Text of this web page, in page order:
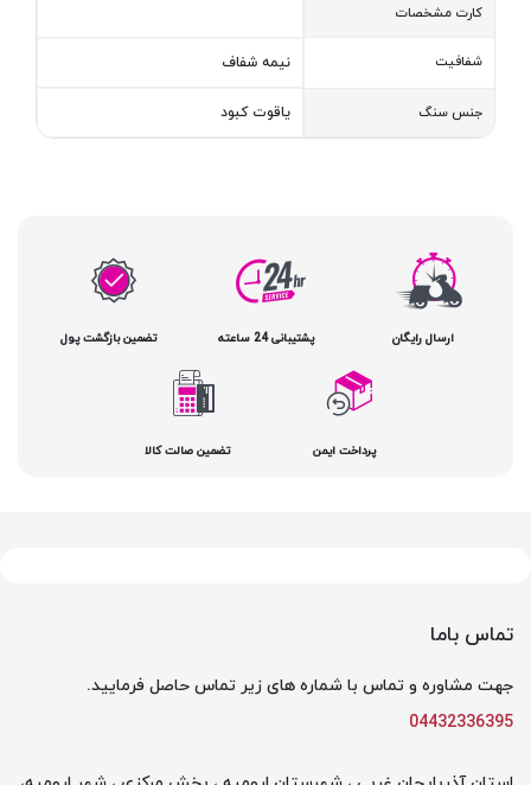
کارت مشخصات
شفافیت نیمه شفاف
جنس سنگ یاقوت کبود
ارسال رایگان پشتیبانی 24 ساعته تضمین بازگشت پول
پرداخت ایمن تضمین صالت کالا
تماس باما
جهت مشاوره و تماس با شماره های زیر تماس حاصل فرمایید.
04432336395